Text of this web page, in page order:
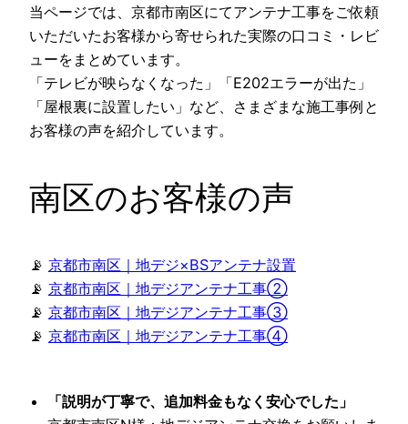
当ページでは、京都市南区にてアンテナ工事をご依頼
いただいたお客様から寄せられた実際の口コミ・レビ
ューをまとめています。
「テレビが映らなくなった」「E202エラーが出た」
「屋根裏に設置したい」など、さまざまな施工事例と
お客様の声を紹介しています。
南区のお客様の声
📡 京都市南区｜地デジ×BSアンテナ設置
📡 京都市南区｜地デジアンテナ工事②
📡 京都市南区｜地デジアンテナ工事③
📡 京都市南区｜地デジアンテナ工事④
「説明が丁寧で、追加料金もなく安心でした」